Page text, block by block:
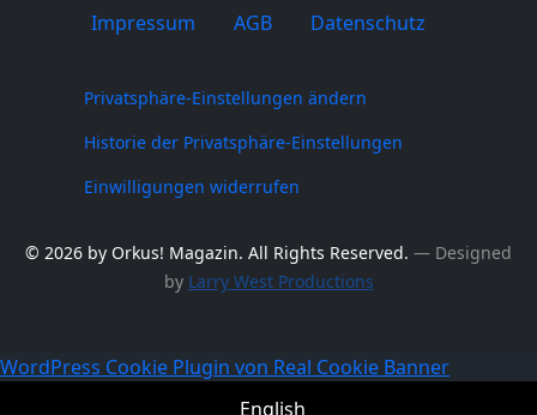
Impressum AGB Datenschutz
Privatsphäre-Einstellungen ändern
Historie der Privatsphäre-Einstellungen
Einwilligungen widerrufen
© 2026 by Orkus! Magazin. All Rights Reserved. ― Designed
by Larry West Productions
WordPress Cookie Plugin von Real Cookie Banner
English